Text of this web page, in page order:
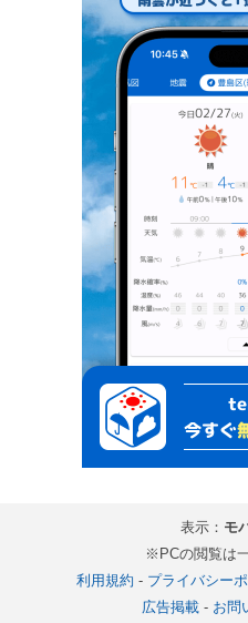
表示： モ
※PCの閲覧は
利用規約 - プライバシー
広告掲載- お問